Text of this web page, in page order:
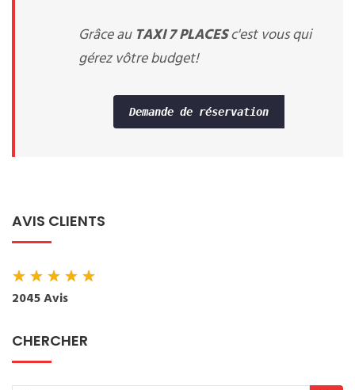
Grâce au TAXI 7 PLACESc'est vous qui
gérez vôtre budget!
Demande de réservation
AVIS CLIENTS
★★★★★
2045 Avis
CHERCHER